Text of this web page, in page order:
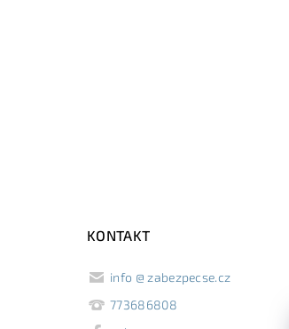
KONTAKT
info @zabezpecse.cz
773686808